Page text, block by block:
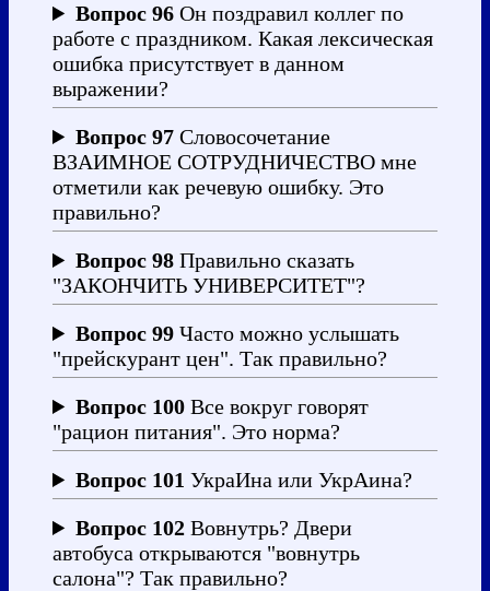
Вопрос 96 Он поздравил коллег по
работе с праздником. Какая лексическая
ошибка присутствует в данном
выражении?
Вопрос 97 Словосочетание
ВЗАИМНОЕ СОТРУДНИЧЕСТВО мне
отметили как речевую ошибку. Это
правильно?
Вопрос 98 Правильно сказать
"ЗАКОНЧИТЬ УНИВЕРСИТЕТ"?
Вопрос 99 Часто можно услышать
"прейскурант цен". Так правильно?
Вопрос 100 Все вокруг говорят
"рацион питания". Это норма?
Вопрос 101 УкраИна или УкрАина?
Вопрос 102 Вовнутрь? Двери
автобуса открываются "вовнутрь
салона"? Так правильно?